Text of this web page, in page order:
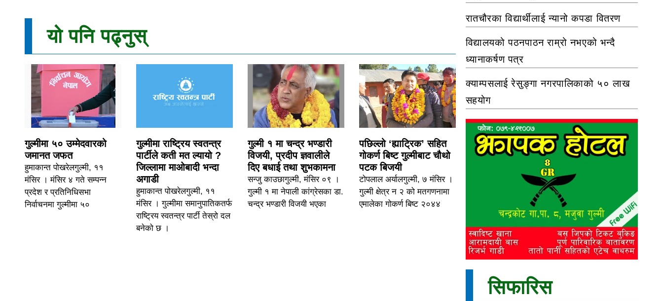
यो पनि पढ्नुस्
गुल्मीमा ५० उम्मेदवारको
जमानत जफत
हुमाकान्त पोखरेलगुल्मी, ११
मंसिर । मंसिर ४ गते सम्पन्न
प्रदेश र प्रतिनिधिसभा
निर्वाचनमा गुल्मीमा ५०
गुल्मीमा राष्ट्रिय स्वतन्त्र
पार्टीले कती मत ल्यायो ?
जिल्लामा माओबादी भन्दा
अगाडी
हुमाकान्त पोखरेलगुल्मी, ११
मंसिर । गुल्मीमा समानुपातिकतर्फ
राष्ट्रिय स्वतन्त्र पार्टी तेस्रो दल
बनेको छ ।
गुल्मी १ मा चन्द्र भण्डारी
विजयी, प्रदीप ज्ञवालीले
दिए बधाई तथा शुभकामना
सन्जु काउछागुल्मी, मंसिर ०९ ।
गुल्मी १ मा नेपाली कांग्रेसका डा.
चन्द्र भण्डारी विजयी भएका
पछिल्लो ‘ह्याट्रिक’ सहित
गोकर्ण बिष्ट गुल्मीबाट चौथो
पटक बिजयी
टोपलाल अर्यालगुल्मी, ७ मंसिर ।
गुल्मी क्षेत्र न २ को मतगणनामा
एमालेका गोकर्ण बिष्ट २०४४
रातचौरका विद्यार्थीलाई न्यानो कपडा वितरण
विद्यालयको पठनपाठन राम्रो नभएको भन्दै
ध्यानाकर्षण पत्र
क्याम्पसलाई रेसुङ्गा नगरपालिकाको ५० लाख
सहयोग
सिफारिस